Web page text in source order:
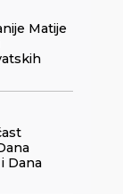
Matije
Dana